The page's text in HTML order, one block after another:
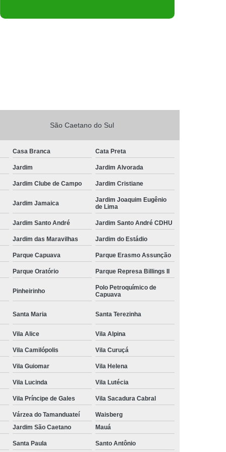
São Caetano do Sul
Casa Branca Cata Preta
Jardim Jardim Alvorada
Jardim Clube de Campo Jardim Cristiane
Jardim Jamaica
Jardim Joaquim Eugênio
de Lima
Jardim Santo André Jardim Santo André CDHU
Jardim das Maravilhas Jardim do Estádio
Parque Capuava Parque Erasmo Assunção
Parque Oratório Parque Represa Billings II
Pinheirinho
Polo Petroquímico de
Capuava
Santa Maria Santa Terezinha
Vila Alice Vila Alpina
Vila Camilópolis Vila Curuçá
Vila Guiomar Vila Helena
Vila Lucinda Vila Lutécia
Vila Príncipe de Gales Vila Sacadura Cabral
Várzea do Tamanduateí
Waisberg
Jardim São Caetano Mauá
Santa Paula Santo Antônio